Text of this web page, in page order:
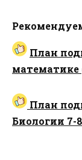
План
математике
План
Биологии 7-